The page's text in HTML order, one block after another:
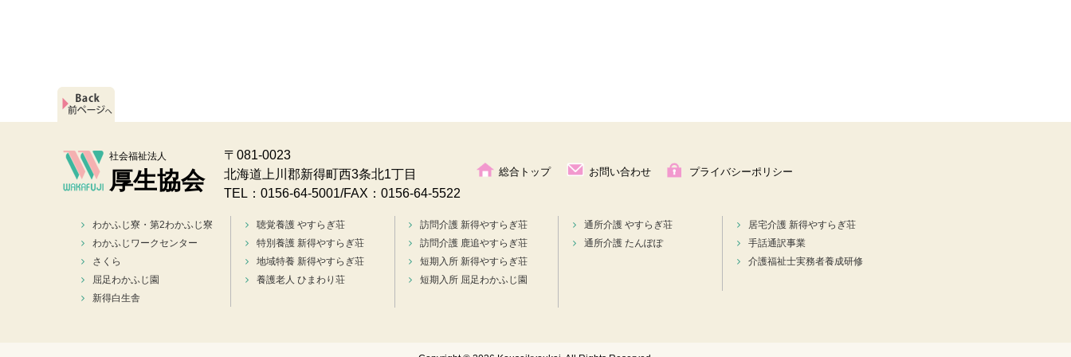
社会福祉法人
厚生協会
〒081-0023
北海道上川郡新得町西3条北1丁目
TEL：0156-64-5001/FAX：0156-64-5522
総合トップ お問い合わせ プライバシーポリシー
わかふじ寮・第2わかふじ寮
わかふじワークセンター
さくら
屈足わかふじ園
新得白生舎
聴覚養護 やすらぎ荘
特別養護 新得やすらぎ荘
地域特養 新得やすらぎ荘
養護老人 ひまわり荘
訪問介護 新得やすらぎ荘
訪問介護 鹿追やすらぎ荘
短期入所 新得やすらぎ荘
短期入所 屈足わかふじ園
通所介護 やすらぎ荘
通所介護 たんぽぽ
居宅介護 新得やすらぎ荘
手話通訳事業
介護福祉士実務者養成研修